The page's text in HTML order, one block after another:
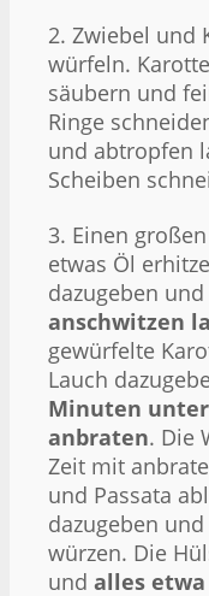
2. Zwiebel und
würfeln.
säubern und
Ringe
und abtropfen
Scheiben
3. Einen
etwas Öl
dazugeben und
anschwitzen
gewürfelte
Lauch
Minuten
anbraten. Die
Zeit mit
und Passata
dazugeben
würzen. Die
und alles